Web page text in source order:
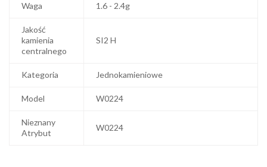
Waga 1.6 - 2.4g
Jakość
kamienia
centralnego
SI2 H
Kategoria Jednokamieniowe
Model W0224
Nieznany
Atrybut
W0224